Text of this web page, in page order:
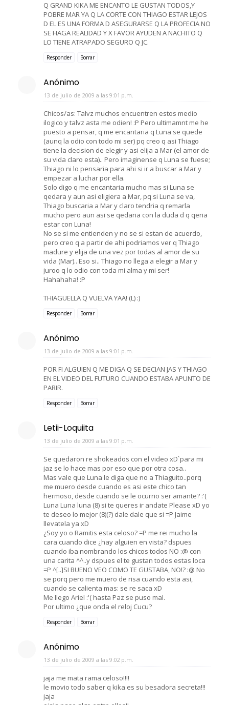
Q GRAND KIKA ME ENCANTO LE GUSTAN TODOS,Y
POBRE MAR YA Q LA CORTE CON THIAGO ESTAR LEJOS
D EL ES UNA FORMA D ASEGURARSE Q LA PROFECIA NO
SE HAGA REALIDAD Y X FAVOR AYUDEN A NACHITO Q
LO TIENE ATRAPADO SEGURO Q JC.
Responder Borrar
Anónimo
13 de julio de 2009 a las 9:01 p.m.
Chicos/as: Talvz muchos encuentren estos medio
ilogico y talvz asta me odien! :P Pero ultimamnt me he
puesto a pensar, q me encantaria q Luna se quede
(aunq la odio con todo mi ser) pq creo q asi Thiago
tiene la decision de elegir y asi elija a Mar (el amor de
su vida claro esta).. Pero imaginense q Luna se fuese;
Thiago ni lo pensaria para ahi si ir a buscar a Mar y
empezar a luchar por ella.
Solo digo q me encantaria mucho mas si Luna se
qedara y aun asi eligiera a Mar, pq si Luna se va,
Thiago buscaria a Mar y claro tendria q remarla
mucho pero aun asi se qedaria con la duda d q qeria
estar con Luna!
No se si me entienden y no se si estan de acuerdo,
pero creo q a partir de ahi podriamos ver q Thiago
madure y elija de una vez por todas al amor de su
vida (Mar).. Eso si.. Thiago no llega a elegir a Mar y
juroo q lo odio con toda mi alma y mi ser!
Hahahaha! :P
THIAGUELLA Q VUELVA YAA! (L) :)
Responder Borrar
Anónimo
13 de julio de 2009 a las 9:01 p.m.
POR FI ALGUIEN Q ME DIGA Q SE DECIAN JAS Y THIAGO
EN EL VIDEO DEL FUTURO CUANDO ESTABA APUNTO DE
PARIR.
Responder Borrar
Letii-Loquiita
13 de julio de 2009 a las 9:01 p.m.
Se quedaron re shokeados con el video xD`para mi
jaz se lo hace mas por eso que por otra cosa..
Mas vale que Luna le diga que no a Thiaguito..porq
me muero desde cuando es asi este chico tan
hermoso, desde cuando se le ocurrio ser amante? :'(
Luna Luna luna (8) si te queres ir andate Please xD yo
te deseo lo mejor (8)(?) dale dale que si =P Jaime
llevatela ya xD
¿Soy yo o Ramitis esta celoso? =P me rei mucho la
cara cuando dice ¿hay alguien en vista? dspues
cuando iba nombrando los chicos todos NO :@ con
una carita ^^..y dspues el te gustan todos estas loca
=P ^[..]SI BUENO VEO COMO TE GUSTABA, NO!? :@ No
se porq pero me muero de risa cuando esta asi,
cuando se calienta mas: se re saca xD
Me llego Ariel :'( hasta Paz se puso mal.
Por ultimo ¿que onda el reloj Cucu?
Responder Borrar
Anónimo
13 de julio de 2009 a las 9:02 p.m.
jaja me mata rama celoso!!!!
le movio todo saber q kika es su besadora secreta!!!
jaja